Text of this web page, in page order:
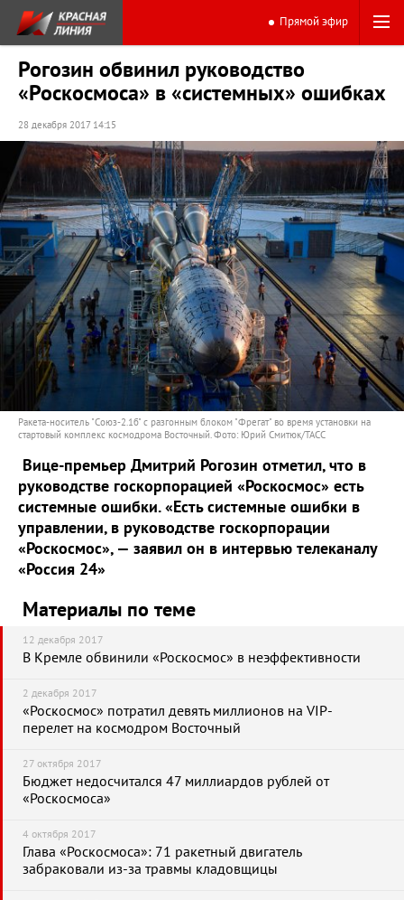
Прямой эфир
Рогозин обвинил руководство
«Роскосмоса» в «системных» ошибках
28 декабря 2017 14:15
Ракета-носитель "Союз-2.1б" с разгонным блоком "Фрегат" во время установки на
стартовый комплекс космодрома Восточный. Фото: Юрий Смитюк/ТАСС
Вице-премьер Дмитрий Рогозин отметил, что в
руководстве госкорпорацией «Роскосмос» есть
системные ошибки. «Есть системные ошибки в
управлении, в руководстве госкорпорации
«Роскосмос», — заявил он в интервью телеканалу
«Россия 24»
Материалы по теме
12 декабря 2017
В Кремле обвинили «Роскосмос» в неэффективности
2 декабря 2017
«Роскосмос» потратил девять миллионов на VIP-
перелет на космодром Восточный
27 октября 2017
Бюджет недосчитался 47 миллиардов рублей от
«Роскосмоса»
4 октября 2017
Глава «Роскосмоса»: 71 ракетный двигатель
забраковали из-за травмы кладовщицы